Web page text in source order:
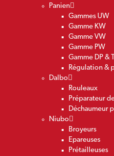
Panien
Gammes UW
Gamme KW
Gamme VW
Gamme PW
Gamme DP &
Régulation &
Dalbo
Rouleaux
Préparateur
Déchaumeur
Niubo
Broyeurs
Epareuses
Prétailleuses